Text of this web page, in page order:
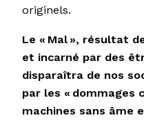
originels.
Le « Mal », résultat
et incarné par des
disparaîtra de nos
par les « dommages
machines sans âme